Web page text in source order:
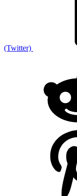
(Twitter)